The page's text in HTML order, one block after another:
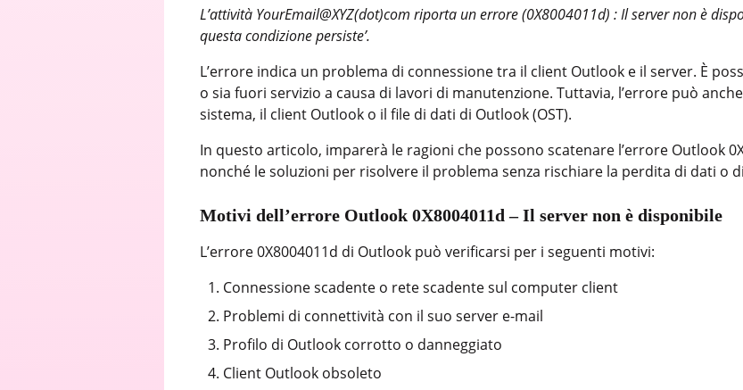
L’attività YourEmail@XYZ(dot)com riporta un errore (0X8004011d) : Il server non è
questa condizione persiste’.
L’errore indica un problema di connessione tra il client Outlook e il server. È
o sia fuori servizio a causa di lavori di manutenzione. Tuttavia, l’errore può
sistema, il client Outlook o il file di dati di Outlook (OST).
In questo articolo, imparerà le ragioni che possono scatenare l’errore Outlook
nonché le soluzioni per risolvere il problema senza rischiare la perdita di dati o
Motivi dell’errore Outlook 0X8004011d – Il server non è disponibile
L’errore 0X8004011d di Outlook può verificarsi per i seguenti motivi:
Connessione scadente o rete scadente sul computer client
Problemi di connettività con il suo server e-mail
Profilo di Outlook corrotto o danneggiato
Client Outlook obsoleto